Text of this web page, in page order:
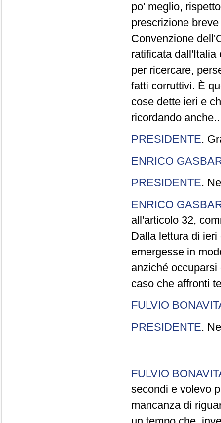
po' meglio,
prescrizione
Convenzione
ratificata dall'Italia
per ricercare,
fatti corruttivi. È
cose dette ieri e
ricordando
PRESIDENTE.
ENRICO
PRESIDENTE.
ENRICO
all'articolo 32,
Dalla lettura di
emergesse in
anziché
caso che affronti
FULVIO
PRESIDENTE.
FULVIO
secondi e volevo
mancanza di